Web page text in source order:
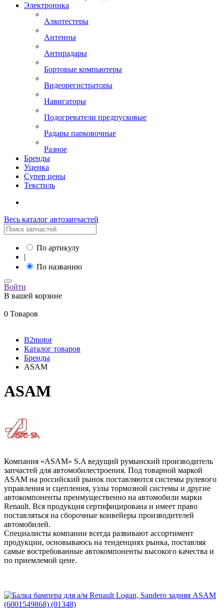
Электроника
Алкотестеры
Антенны
Антирадары
Бортовые компьютеры
Видеорегистраторы
Навигаторы
Подогреватели предпусковые
Радары парковочные
Разное
Бренды
Уценка
Супер цены
Текстиль
Весь каталог автозапчастей
По артикулу
|
По названию
Войти
В вашей корзине
0 Товаров
B2motor
Каталог товаров
Бренды
ASAM
ASAM
Компания «ASAM» S.A ведущий румынский производитель
запчастей для автомобилестроения. Под товарной маркой
ASAM на российский рынок поставляются системы рулевого
управления и сцепления, узлы тормозной системы и другие
автокомпоненты преимущественно на автомобили марки
Renault. Вся продукция сертифицирована и имеет право
поставляться на сборочные конвейеры производителей
автомобилей.
Специалисты компании всегда развивают ассортимент
продукции, основываюсь на тенденциях рынка, поставляя
самые востребованные автокомпоненты высокого качества и
по приемлемой цене.